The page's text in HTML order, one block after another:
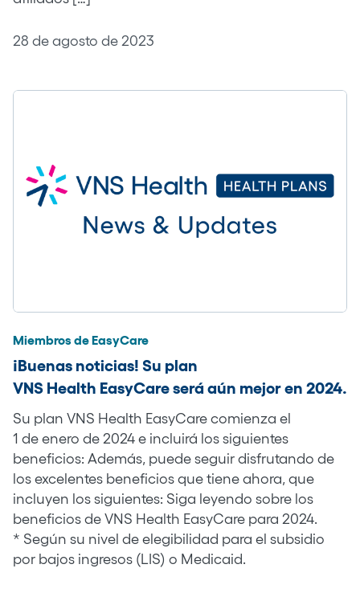
28 de agosto de 2023
Miembros de EasyCare
¡Buenas noticias! Su plan
VNS Health EasyCare será aún mejor en 2024.
Su plan VNS Health EasyCare comienza el
1 de enero de 2024 e incluirá los siguientes
beneficios: Además, puede seguir disfrutando de
los excelentes beneficios que tiene ahora, que
incluyen los siguientes: Siga leyendo sobre los
beneficios de VNS Health EasyCare para 2024.
* Según su nivel de elegibilidad para el subsidio
por bajos ingresos (LIS) o Medicaid.